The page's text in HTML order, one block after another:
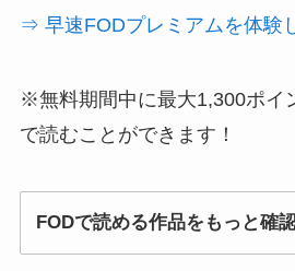
⇒ 早速FODプレミアムを体験
※無料期間中に最大1,300ポイ
で読むことができます！
FODで読める作品をもっと確